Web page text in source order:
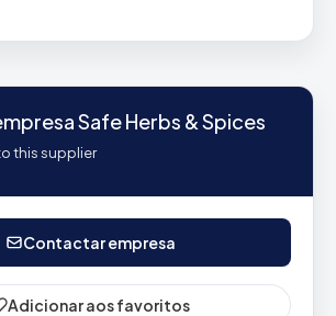
Safe Herbs & Spices
this supplier
Contactar empresa
Adicionar aos favoritos